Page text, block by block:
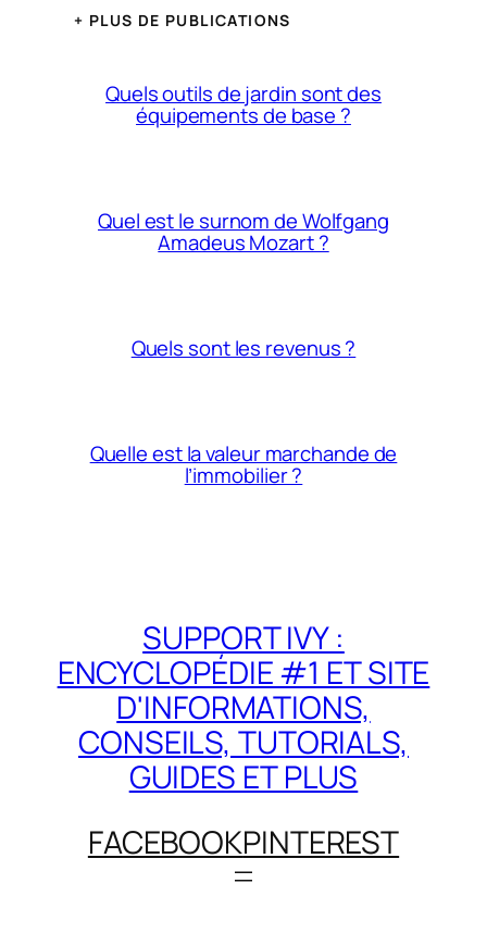
+ PLUS DE PUBLICATIONS
Quels outils de jardin sont des
équipements de base ?
Quel est le surnom de Wolfgang
Amadeus Mozart ?
Quels sont les revenus ?
Quelle est la valeur marchande de
l’immobilier ?
SUPPORT IVY :
ENCYCLOPÉDIE #1 ET SITE
D'INFORMATIONS,
CONSEILS, TUTORIALS,
GUIDES ET PLUS
FACEBOOKPINTEREST